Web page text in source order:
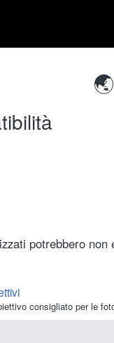
potrebbero non
consigliato per le